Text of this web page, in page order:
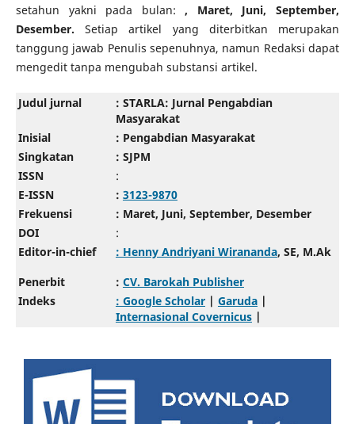
setahun yakni pada bulan:, Maret, Juni, September,
Desember. Setiap artikel yang diterbitkan merupakan
tanggung jawab Penulis sepenuhnya, namun Redaksi dapat
mengedit tanpa mengubah substansi artikel.
Judul jurnal
: STARLA: Jurnal Pengabdian
Masyarakat
Inisial
: Pengabdian Masyarakat
Singkatan
: SJPM
ISSN
:
E-ISSN
: 3123-9870
Frekuensi
: Maret, Juni, September, Desember
DOI
:
Editor-in-chief
: Henny Andriyani Wirananda, SE, M.Ak
Penerbit
: CV. Barokah Publisher
Indeks
: Google Scholar| Garuda|
Internasional Covernicus|